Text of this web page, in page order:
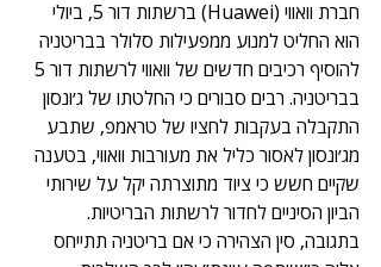
חברת וואווי (Huawei) ברשתות דור 5, ביולי
הוא החליט למנוע ממפעילות סלולר בבריטניה
בבריטניה. רבים סבורים כי החלטתו של ג׳ונסון
התקבלה בעקבות לחציו של טראמפ, שתבע
מג׳ונסון לאסור כליל את מעורבות וואווי, בטענה
שקיים חשש כי ציוד מתוצרתה יקל על שירותי
הביון הסיניים לחדור לרשתות הבריטיות.
בתגובה, סין הצהירה כי אם בריטניה תתייחס